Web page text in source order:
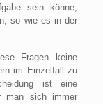
sein könne,
so wie es in der
Fragen keine
im Einzelfall zu
ist eine
man sich immer